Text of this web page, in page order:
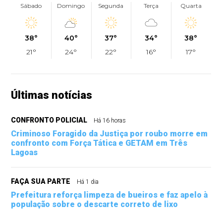
Sábado
38°
21°
Domingo
40°
24°
Segunda
37°
22°
Terça
34°
16°
Quarta
38°
17°
Últimas notícias
CONFRONTO POLICIAL Há 16 horas
Criminoso Foragido da Justiça por roubo morre em
confronto com Força Tática e GETAM em Três
Lagoas
FAÇA SUA PARTE Há 1 dia
Prefeitura reforça limpeza de bueiros e faz apelo à
população sobre o descarte correto de lixo